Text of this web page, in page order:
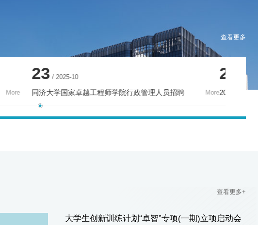
查看更多
More
18 / 2025-12
More
关于国家卓越工程师学院非全日制工程类专业博士研究生专项招生课题项目匹配的通知
/
同济大学国
查看更多+
大学生创新训练计划“卓智”专项(一期)立项启动会